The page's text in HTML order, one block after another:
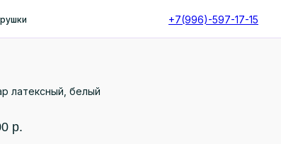
+7(996)-597-17-15
латексный, белый
р.